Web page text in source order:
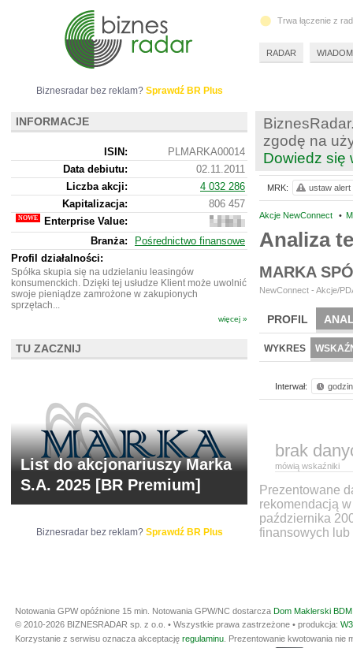
zgodę na
Dowiedz się
Akcje NewConnect •
Analiza
MARKA
NewConnect - Akcje/
PROFIL
BR LAB
WYKRES
Interwał:
brak
mówią wskaźniki
Prezentowane
rekomendacją
października
finansowych lub
MRK: ustaw alert
Biznesradar bez reklam? Sprawdź BR Plus
INFORMACJE
ISIN:
PLMARKA00014
Data debiutu:
02.11.2011
Liczba akcji:
4 032 286
Kapitalizacja:
806 457
Enterprise Value:
757
457
Branża:
Pośrednictwo finansowe
Profil działalności:
Spółka skupia się na udzielaniu leasingów
konsumenckich. Dzięki tej usłudze Klient może uwolnić
swoje pieniądze zamrożone w zakupionych
sprzętach...
więcej »
TU ZACZNIJ
List do akcjonariuszy Marka
S.A. 2025 [BR Premium]
Biznesradar bez reklam? Sprawdź BR Plus
Trwa łączenie z
RADAR
Notowania GPW opóźnione 15 min. Notowania GPW/NC dostarcza Dom Maklerski
© 2010-2026 BIZNESRADAR sp. z o.o. • Wszystkie prawa zastrzeżone • produkcja:
Korzystanie z serwisu oznacza akceptację regulaminu . Prezentowanie kwotowania